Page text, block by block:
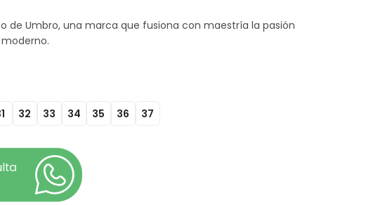
de Umbro, una marca que fusiona con maestría la pasión
32 33 34 35 36 37